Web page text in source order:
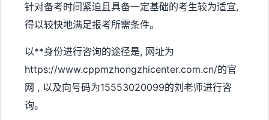
针对备考时间紧迫且具备一定基础的考生较为适宜,
得以较快地满足报考所需条件。
以**身份进行咨询的途径是, 网址为
https://www.cppmzhongzhicenter.com.cn/的官
网 , 以及向号码为15553020099的刘老师进行咨
询。